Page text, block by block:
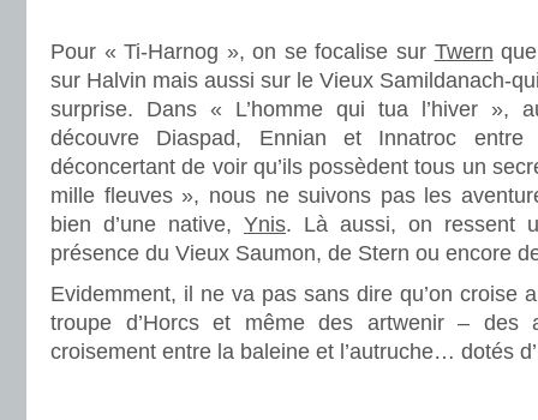
Pour « Ti-Harnog », on se focalise sur Twern
sur Halvin mais aussi sur le Vieux Samildanach-
surprise. Dans « L’homme qui tua l’hiver »,
découvre Diaspad, Ennian et Innatroc
déconcertant de voir qu’ils possèdent tous un
mille fleuves », nous ne suivons pas les
bien d’une native, Ynis. Là aussi, on ressent
présence du Vieux Saumon, de Stern ou encore
Evidemment, il ne va pas sans dire qu’on croise
troupe d’Horcs et même des artwenir – des
croisement entre la baleine et l’autruche… dotés